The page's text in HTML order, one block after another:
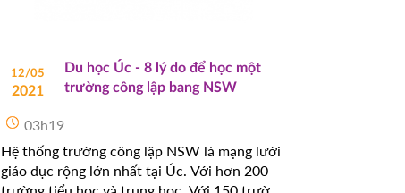
12/05
2021
Du học Úc - 8 lý do để học một
trường công lập bang NSW
03h19
Hệ thống trường công lập NSW là mạng lưới
giáo dục rộng lớn nhất tại Úc. Với hơn 200
trường tiểu học và trung học. Với 150 trường